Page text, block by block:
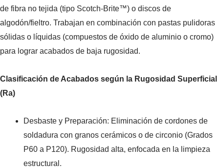
de fibra no tejida (tipo Scotch-Brite™) o discos de
algodón/fieltro. Trabajan en combinación con pastas pulidoras
sólidas o líquidas (compuestos de óxido de aluminio o cromo)
para lograr acabados de baja rugosidad.
Clasificación de Acabados según la Rugosidad Superficial
(Ra)
Desbaste y Preparación: Eliminación de cordones de
soldadura con granos cerámicos o de circonio (Grados
P60 a P120). Rugosidad alta, enfocada en la limpieza
estructural.